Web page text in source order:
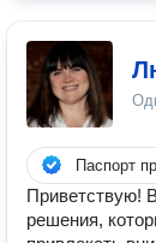
Паспорт
Приветствую!
решения,